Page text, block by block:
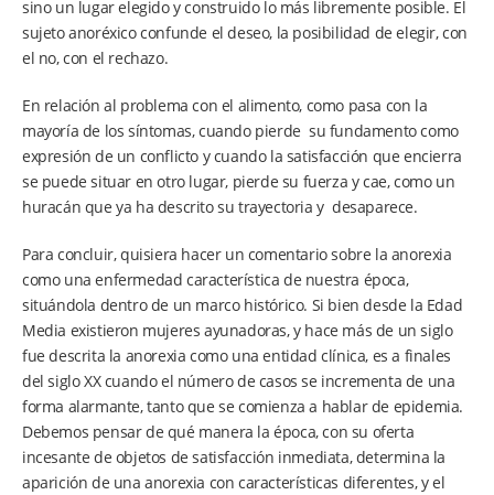
sino un lugar elegido y construido lo más libremente posible. El
sujeto anoréxico confunde el deseo, la posibilidad de elegir, con
el no, con el rechazo.
En relación al problema con el alimento, como pasa con la
mayoría de los síntomas, cuando pierde su fundamento como
expresión de un conflicto y cuando la satisfacción que encierra
se puede situar en otro lugar, pierde su fuerza y cae, como un
huracán que ya ha descrito su trayectoria y desaparece.
Para concluir, quisiera hacer un comentario sobre la anorexia
como una enfermedad característica de nuestra época,
situándola dentro de un marco histórico. Si bien desde la Edad
Media existieron mujeres ayunadoras, y hace más de un siglo
fue descrita la anorexia como una entidad clínica, es a finales
del siglo XX cuando el número de casos se incrementa de una
forma alarmante, tanto que se comienza a hablar de epidemia.
Debemos pensar de qué manera la época, con su oferta
incesante de objetos de satisfacción inmediata, determina la
aparición de una anorexia con características diferentes, y el